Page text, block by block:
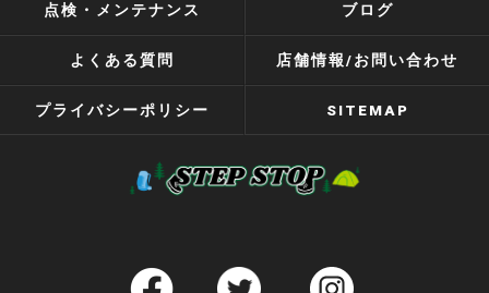
点検・メンテナンス ブログ
よくある質問 店舗情報/お問い合わせ
プライバシーポリシー SITEMAP